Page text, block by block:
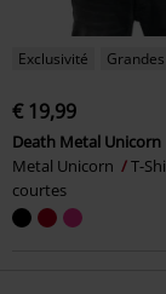
Exclusivité
€ 19,99
Death Metal Unicorn
Metal Unicorn
T-
courtes